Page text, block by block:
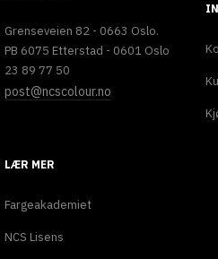
Grenseveien 82 - 0663 Oslo.
PB 6075 Etterstad - 0601 Oslo
23 89 77 50
post@ncscolour.no
LÆR MER
Fargeakademiet
NCS Lisens